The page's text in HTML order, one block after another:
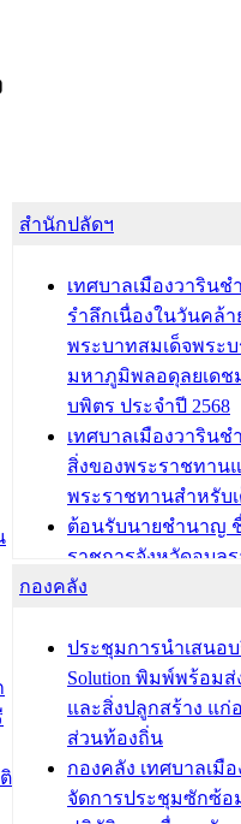
สำนักปลัดฯ
เทศบาลเมืองวาริน
รำลึกเนื่องในวันคล้
พระบาทสมเด็จพระ
มหาภูมิพลอดุลยเดช
บพิตร ประจำปี 2568
เทศบาลเมืองวาริน
สิ่งของพระราชทาน
พระราชทานสำหรับ
ต้อนรับนายชำนาญ
ราชการจังหวัดอุบล
ความเรียบร้อยของส
องคมนตรี
สำนักทะเบียนท้องถิ่น
วารินชำราบ ดำเนิน
บ้าน ทร.14 และบัตรป
ประชาชนบุคคลประ
ได้รับการเพิ่มชื่อใน
กองคลัง
ประชุมการนำเสนอบ
Solution พิมพ์พร้อม
และสิ่งปลูกสร้าง แก่
ส่วนท้องถิ่น
กองคลัง เทศบาลเมื
จัดการประชุมซักซ้อ